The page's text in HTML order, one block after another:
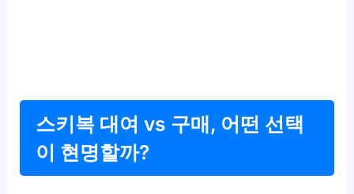
스키복 대여 vs 구매, 어떤 선택
이 현명할까?